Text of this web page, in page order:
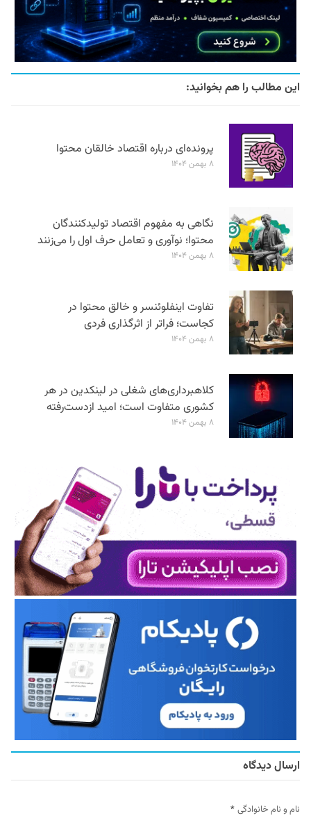
این مطالب را هم بخوانید:
پرونده‌ای درباره اقتصاد خالقان محتوا
۸ بهمن ۱۴۰۴
نگاهی به مفهوم اقتصاد تولیدکنندگان
محتوا؛ نوآوری و تعامل حرف اول را می‌زنند
۸ بهمن ۱۴۰۴
تفاوت اینفلوئنسر و خالق محتوا در
کجاست؛ فراتر از اثرگذاری فردی
۸ بهمن ۱۴۰۴
کلاهبرداری‌های شغلی در لینکدین در هر
کشوری متفاوت است؛ امید ازدست‌رفته
۸ بهمن ۱۴۰۴
ارسال دیدگاه
نام و نام خانوادگی *